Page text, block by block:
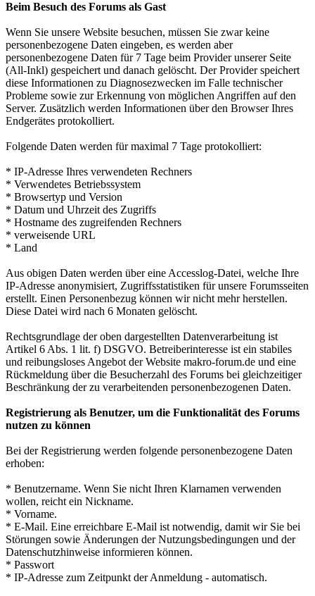
Beim Besuch des Forums als Gast
Wenn Sie unsere Website besuchen, müssen Sie zwar keine
personenbezogene Daten eingeben, es werden aber
personenbezogene Daten für 7 Tage beim Provider unserer Seite
(All-Inkl) gespeichert und danach gelöscht. Der Provider speichert
diese Informationen zu Diagnosezwecken im Falle technischer
Probleme sowie zur Erkennung von möglichen Angriffen auf den
Server. Zusätzlich werden Informationen über den Browser Ihres
Endgerätes protokolliert.
Folgende Daten werden für maximal 7 Tage protokolliert:
* IP-Adresse Ihres verwendeten Rechners
* Verwendetes Betriebssystem
* Browsertyp und Version
* Datum und Uhrzeit des Zugriffs
* Hostname des zugreifenden Rechners
* verweisende URL
* Land
Aus obigen Daten werden über eine Accesslog-Datei, welche Ihre
IP-Adresse anonymisiert, Zugriffsstatistiken für unsere Forumsseiten
erstellt. Einen Personenbezug können wir nicht mehr herstellen.
Diese Datei wird nach 6 Monaten gelöscht.
Rechtsgrundlage der oben dargestellten Datenverarbeitung ist
Artikel 6 Abs. 1 lit. f) DSGVO. Betreiberinteresse ist ein stabiles
und reibungsloses Angebot der Website makro-forum.de und eine
Rückmeldung über die Besucherzahl des Forums bei gleichzeitiger
Beschränkung der zu verarbeitenden personenbezogenen Daten.
Registrierung als Benutzer, um die Funktionalität des Forums
nutzen zu können
Bei der Registrierung werden folgende personenbezogene Daten
erhoben:
* Benutzername. Wenn Sie nicht Ihren Klarnamen verwenden
wollen, reicht ein Nickname.
* Vorname.
* E-Mail. Eine erreichbare E-Mail ist notwendig, damit wir Sie bei
Störungen sowie Änderungen der Nutzungsbedingungen und der
Datenschutzhinweise informieren können.
* Passwort
* IP-Adresse zum Zeitpunkt der Anmeldung - automatisch.